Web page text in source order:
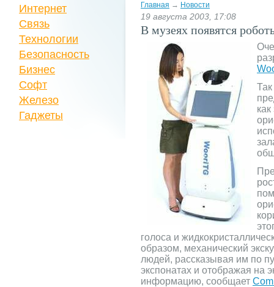
Главная → Новости
19 августа 2003, 17:08
В музеях появятся
голоса и
образом, механический
людей, рассказывая им по
экспонатах и отображая на
информацию, сообщает
Интернет
Связь
Технологии
Безопасность
Бизнес
Софт
Железо
Гаджеты